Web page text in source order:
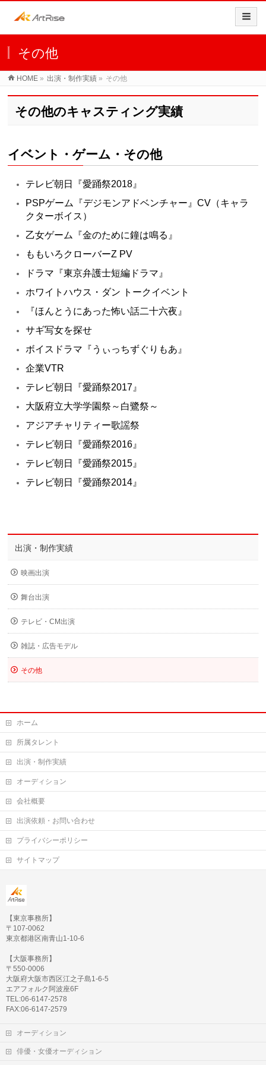
その他
HOME » 出演・制作実績 » その他
その他のキャスティング実績
イベント・ゲーム・その他
テレビ朝日『愛踊祭2018』
PSPゲーム『デジモンアドベンチャー』CV（キャラ
クターボイス）
乙女ゲーム『金のために鐘は鳴る』
ももいろクローバーZ PV
ドラマ『東京弁護士短編ドラマ』
ホワイトハウス・ダン トークイベント
『ほんとうにあった怖い話二十六夜』
サギ写女を探せ
ボイスドラマ『うぃっちずぐりもあ』
企業VTR
テレビ朝日『愛踊祭2017』
大阪府立大学学園祭～白鷺祭～
アジアチャリティー歌謡祭
テレビ朝日『愛踊祭2016』
テレビ朝日『愛踊祭2015』
テレビ朝日『愛踊祭2014』
出演・制作実績
映画出演
舞台出演
テレビ・CM出演
雑誌・広告モデル
その他
ホーム
所属タレント
出演・制作実績
オーディション
会社概要
出演依頼・お問い合わせ
プライバシーポリシー
サイトマップ
【東京事務所】
〒107-0062
東京都港区南青山1-10-6
【大阪事務所】
〒550-0006
大阪府大阪市西区江之子島1-6-5
エアフォルク阿波座6F
TEL:06-6147-2578
FAX:06-6147-2579
オーディション
俳優・女優オーディション